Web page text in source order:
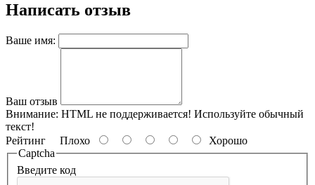
Написать отзыв
Ваше имя:
Ваш отзыв
Внимание: HTML не поддерживается! Используйте обычный
текст!
Рейтинг Плохо
Хорошо
Captcha
Введите код